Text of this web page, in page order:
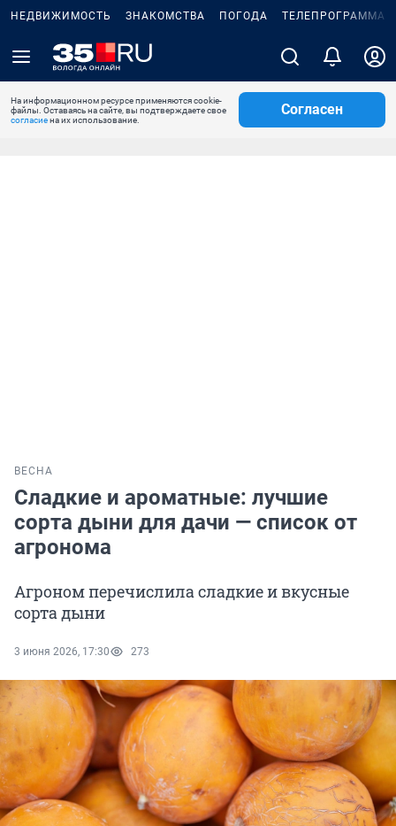
НЕДВИЖИМОСТЬ ЗНАКОМСТВА ПОГОДА ТЕЛЕПРОГРАММА
На информационном ресурсе применяются cookie-
файлы. Оставаясь на сайте, вы подтверждаете свое
согласиена их использование.
Согласен
ВЕСНА
Сладкие и ароматные: лучшие
сорта дыни для дачи — список от
агронома
Агроном перечислила сладкие и вкусные
сорта дыни
3 июня 2026, 17:30 273